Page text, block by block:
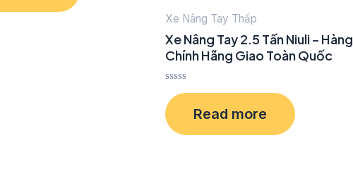
Xe Nâng Tay Thấp
Xe Nâng Tay 2.5 Tấn Niuli – Hàng
Chính Hãng Giao Toàn Quốc
Rated
0
out
of
Read more